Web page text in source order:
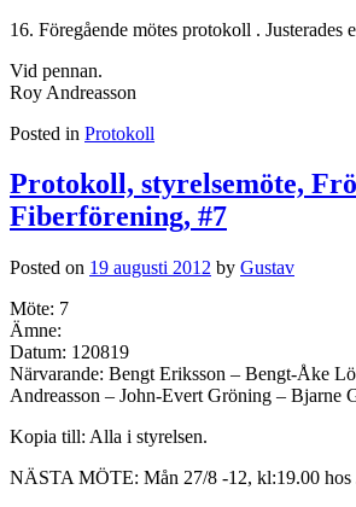
16. Föregående mötes protokoll . Justerades
Vid pennan.
Roy Andreasson
Posted in Protokoll
Protokoll, styrelsemöte,
Fiberförening, #7
Posted on 19 augusti 2012 by Gustav
Möte: 7
Ämne:
Datum: 120819
Närvarande: Bengt Eriksson – Bengt-Åke
Andreasson – John-Evert Gröning – Bjarne
Kopia till: Alla i styrelsen.
NÄSTA MÖTE: Mån 27/8 -12, kl:19.00 hos